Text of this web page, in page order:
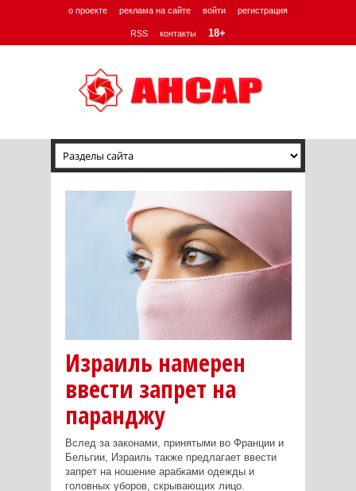
о проекте реклама на сайте войти регистрация
RSS контакты 18+
Израиль намерен
ввести запрет на
паранджу
Вслед за законами, принятыми во Франции и
Бельгии, Израиль также предлагает ввести
запрет на ношение арабками одежды и
головных уборов, скрывающих лицо.